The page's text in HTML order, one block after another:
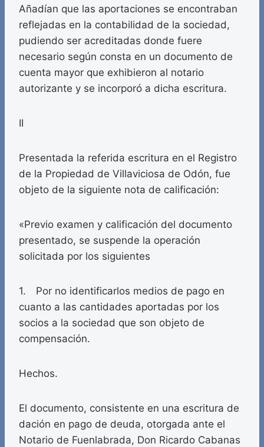
Añadían que las aportaciones se encontraban
reflejadas en la contabilidad de la sociedad,
pudiendo ser acreditadas donde fuere
necesario según consta en un documento de
cuenta mayor que exhibieron al notario
autorizante y se incorporó a dicha escritura.
II
Presentada la referida escritura en el Registro
de la Propiedad de Villaviciosa de Odón, fue
objeto de la siguiente nota de calificación:
«Previo examen y calificación del documento
presentado, se suspende la operación
solicitada por los siguientes
1. Por no identificarlos medios de pago en
cuanto a las cantidades aportadas por los
socios a la sociedad que son objeto de
compensación.
Hechos.
El documento, consistente en una escritura de
dación en pago de deuda, otorgada ante el
Notario de Fuenlabrada, Don Ricardo Cabanas